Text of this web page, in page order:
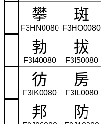
攀
F3HN0080
斑
F3HO0080
勃
F3I40080
拔
F3I50080
彷
F3IK0080
房
F3IL0080
邦 防